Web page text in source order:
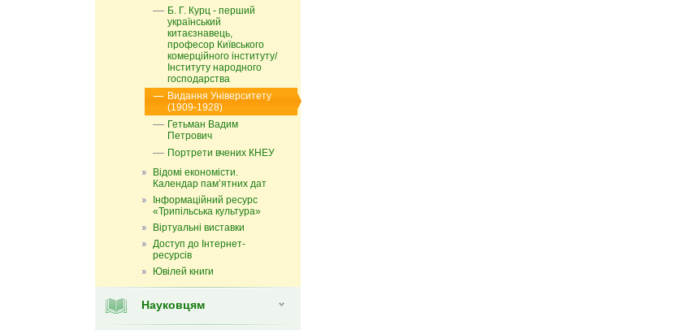
Б. Г. Курц - перший
український
китаєзнавець,
професор Київського
комерційного інституту/
Інституту народного
господарства
Видання Університету
(1909-1928)
Гетьман Вадим
Петрович
Портрети вчених КНЕУ
Відомі економісти.
Календар пам’ятних дат
Інформаційний ресурс
«Трипільська культура»
Віртуальні виставки
Доступ до Інтернет-
ресурсів
Ювілей книги
Науковцям